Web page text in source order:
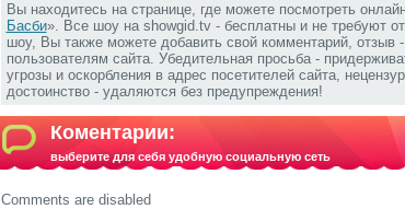
Вы находитесь на странице, где можете посмотреть
Басби». Все шоу на showgid.tv - бесплатны и не требуют
шоу, Вы также можете добавить свой комментарий, отзыв
пользователям сайта. Убедительная просьба -
угрозы и оскорбления в адрес посетителей сайта,
достоинство - удаляются без предупреждения!
Коментарии:
выберите для себя удобную социальную сеть
Comments are disabled